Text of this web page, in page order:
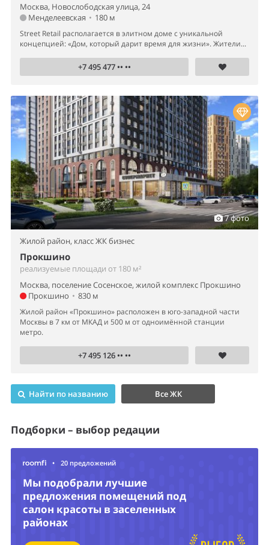
Москва, Новослободская улица, 24
Менделеевская • 180 м
Street Retail располагается в элитном доме с уникальной
концепцией: «Дом, который дарит время для жизни». Жители...
+7 495 477 •• ••
7 фото
Жилой район, класс ЖК бизнес
Прокшино
реализуемые площади от 180 м²
Москва, поселение Сосенское, жилой комплекс Прокшино
Прокшино • 830 м
Жилой район «Прокшино» расположен в юго-западной части
Москвы в 7 км от МКАД и 500 м от одноимённой станции
метро.
+7 495 126 •• ••
Найти по названию Все ЖК
Подборки – выбор редации
• 20 предложений
Мы подобрали лучшие
предложения помещений под
салон красоты в заселенных
районах